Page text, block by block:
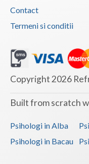
Contact
Termeni si conditii
Copyright 2026
Built from scratch
Psihologi in Alba
Psihologi in Bacau